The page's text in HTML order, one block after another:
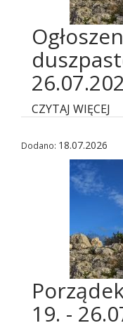
CZYTAJ WIĘCEJ
Dodano: 18.07.2026
19. -